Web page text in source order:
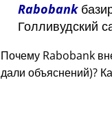
Rabobank
Голливудский
Почему Rabobank
дали объяснений)?